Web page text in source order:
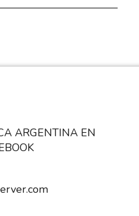
ARGENTINA EN